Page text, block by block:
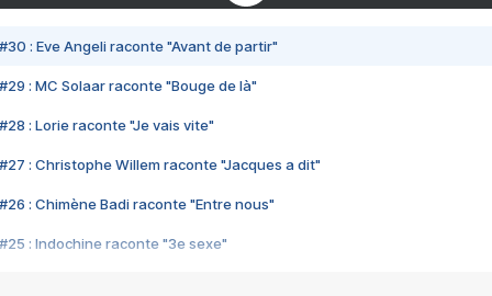
#30 : Eve Angeli raconte "Avant de partir"
#29 : MC Solaar raconte "Bouge de là"
#28 : Lorie raconte "Je vais vite"
#27 : Christophe Willem raconte "Jacques a dit"
#26 : Chimène Badi raconte "Entre nous"
#25 : Indochine raconte "3e sexe"